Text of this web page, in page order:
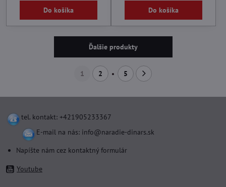
Do košíka Do košíka
Ďalšie produkty
1 2 5
tel. kontakt: +421905233367
E-mail na nás: info@naradie-dinars.sk
Napíšte nám cez kontaktný formulár
Youtube